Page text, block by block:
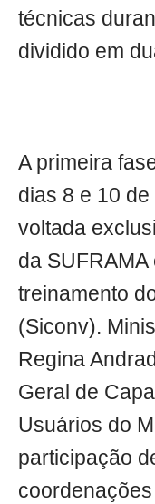
técnicas
dividido em
A primeira
dias 8 e 10
voltada
da
treinamento
(Siconv).
Regina
Geral de
Usuários do
participação